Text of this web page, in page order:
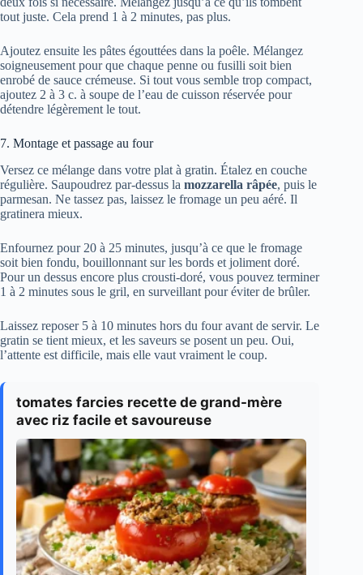
tout juste. Cela prend 1 à 2 minutes, pas plus.
Ajoutez ensuite les pâtes égouttées dans la poêle. Mélangez
soigneusement pour que chaque penne ou fusilli soit bien
enrobé de sauce crémeuse. Si tout vous semble trop compact,
ajoutez 2 à 3 c. à soupe de l’eau de cuisson réservée pour
détendre légèrement le tout.
7. Montage et passage au four
Versez ce mélange dans votre plat à gratin. Étalez en couche
régulière. Saupoudrez par-dessus la mozzarella râpée, puis le
parmesan. Ne tassez pas, laissez le fromage un peu aéré. Il
gratinera mieux.
Enfournez pour 20 à 25 minutes, jusqu’à ce que le fromage
soit bien fondu, bouillonnant sur les bords et joliment doré.
Pour un dessus encore plus crousti-doré, vous pouvez terminer
1 à 2 minutes sous le gril, en surveillant pour éviter de brûler.
Laissez reposer 5 à 10 minutes hors du four avant de servir. Le
gratin se tient mieux, et les saveurs se posent un peu. Oui,
l’attente est difficile, mais elle vaut vraiment le coup.
tomates farcies recette de grand-mère
avec riz facile et savoureuse